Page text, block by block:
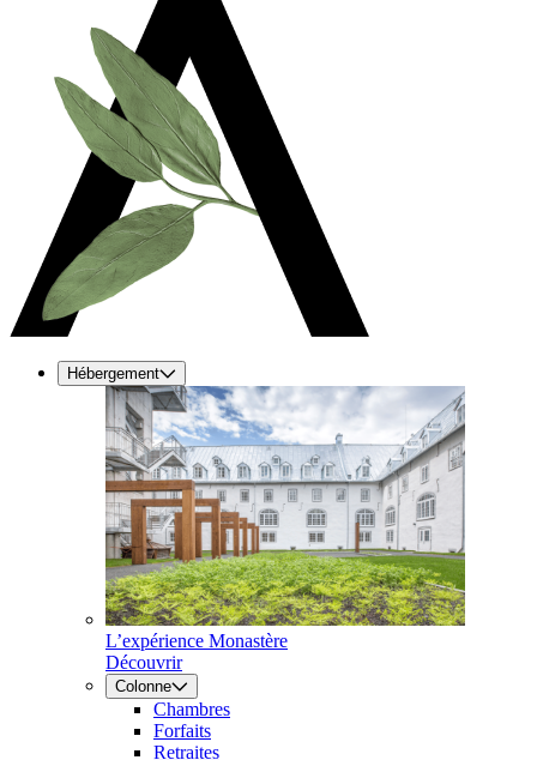
Hébergement
L’expérience Monastère
Découvrir
Colonne
Chambres
Forfaits
Retraites